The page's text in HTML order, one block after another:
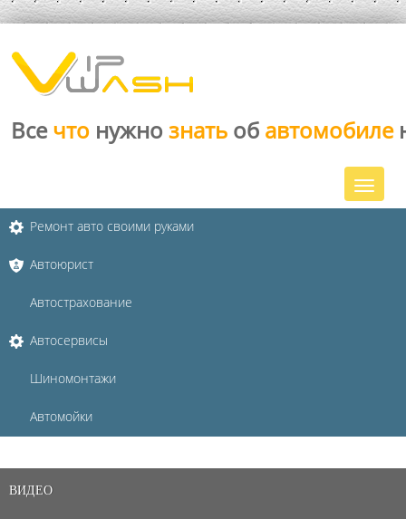
Все что нужно знать об автомобиле
Ремонт авто своими руками
Автоюрист
Автострахование
Автосервисы
Шиномонтажи
Автомойки
ВИДЕО